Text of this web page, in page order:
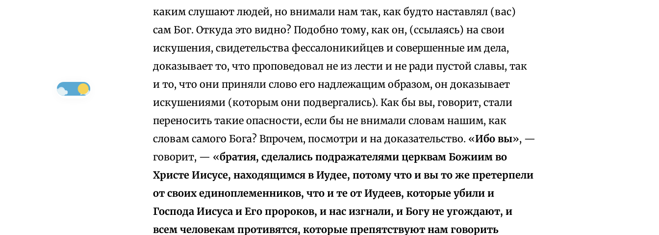
каким слушают людей, но внимали нам так, как будто наставлял (вас)
сам Бог. Откуда это видно? Подобно тому, как он, (ссылаясь) на свои
искушения, свидетельства фессалоникийцев и совершенные им дела,
доказывает то, что проповедовал не из лести и не ради пустой славы, так
и то, что они приняли слово его надлежащим образом, он доказывает
искушениями (которым они подвергались). Как бы вы, говорит, стали
переносить такие опасности, если бы не внимали словам нашим, как
словам самого Бога? Впрочем, посмотри и на доказательство. «Ибо вы», —
говорит, — «братия, сделались подражателями церквам Божиим во
Христе Иисусе, находящимся в Иудее, потому что и вы то же претерпели
от своих единоплеменников, что и те от Иудеев, которые убили и
Господа Иисуса и Его пророков, и нас изгнали, и Богу не угождают, и
всем человекам противятся, которые препятствуют нам говорить